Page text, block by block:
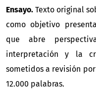
Ensayo.Texto original
como objetivo
que abre
interpretación y la
sometidos a revisión
12.000 palabras.